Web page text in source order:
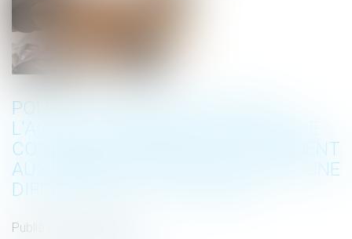
POUR LA COUR DE CASSATION,
L'ACCORD D'UNE DEMI-JOURNÉE DE
CONGÉ SUPPLÉMENTAIRE SEULEMENT
AUX FEMMES, NE CONSTITUE PAS UNE
DIFFÉRENCE DE TRAITEMENT
Publié le :